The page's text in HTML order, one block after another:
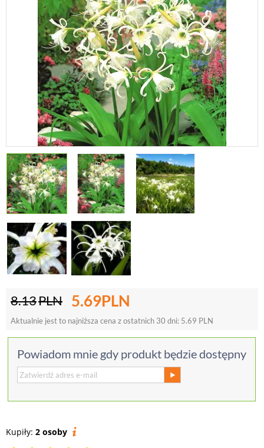
8.13PLN 5.69PLN
Aktualnie jest to najniższa cena z ostatnich 30 dni: 5.69 PLN
Powiadom mnie gdy produkt będzie dostępny
Kupiły: 2 osoby